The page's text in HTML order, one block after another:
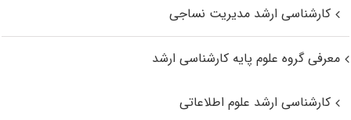
کارشناسی ارشد مدیریت نساجی
معرفی گروه علوم پایه کارشناسی ارشد
کارشناسی ارشد علوم اطلاعاتی